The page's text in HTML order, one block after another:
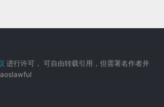
进行许可， 可自由转载引用，但需署名作者并